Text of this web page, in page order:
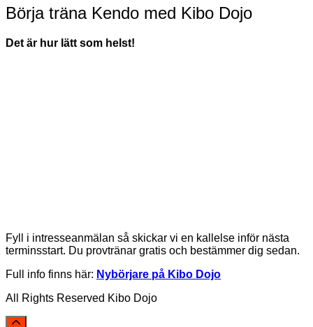
Börja träna Kendo med Kibo Dojo
Det är hur lätt som helst!
Fyll i intresseanmälan så skickar vi en kallelse inför nästa
terminsstart. Du provtränar gratis och bestämmer dig sedan.
Full info finns här: Nybörjare på Kibo Dojo
All Rights Reserved Kibo Dojo